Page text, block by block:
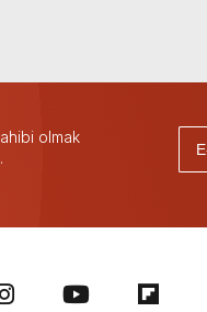
olmak